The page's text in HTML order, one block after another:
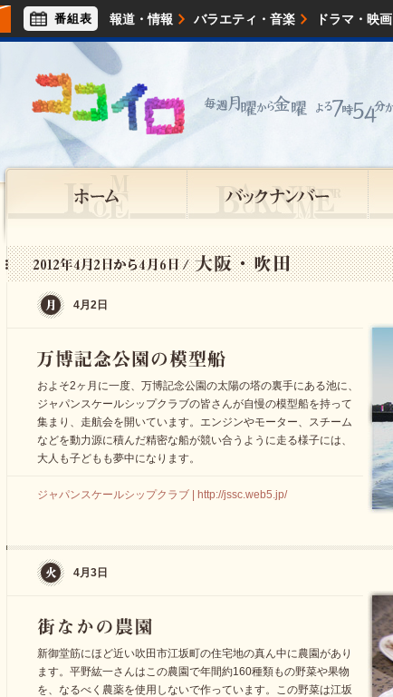
報道・情報 バラエティ・音楽 ドラマ・映画
ライフスタイル
番組表
4月2日
およそ2ヶ月に一度、万博記念公園の太陽の塔の裏手にある池に、
ジャパンスケールシップクラブの皆さんが自慢の模型船を持って
集まり、走航会を開いています。エンジンやモーター、スチーム
などを動力源に積んだ精密な船が競い合うように走る様子には、
大人も子どもも夢中になります。
ジャパンスケールシップクラブ | http://jssc.web5.jp/
4月3日
新御堂筋にほど近い吹田市江坂町の住宅地の真ん中に農園があり
ます。平野紘一さんはこの農園で年間約160種類もの野菜や果物
を、なるべく農薬を使用しないで作っています。この野菜は江坂